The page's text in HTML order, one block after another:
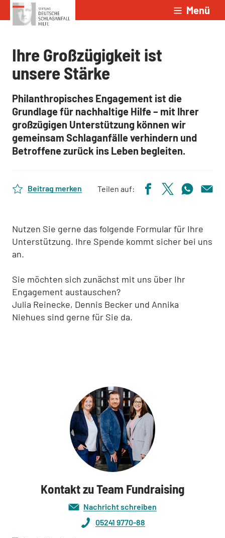
Zum Inhalt springen Menü
Ihre Großzügigkeit ist
unsere Stärke
Philanthropisches Engagement ist die
Grundlage für nachhaltige Hilfe – mit Ihrer
großzügigen Unterstützung können wir
gemeinsam Schlaganfälle verhindern und
Betroffene zurück ins Leben begleiten.
Beitrag merken Teilen auf:
Nutzen Sie gerne das folgende Formular für Ihre
Unterstützung. Ihre Spende kommt sicher bei uns
an.
Sie möchten sich zunächst mit uns über Ihr
Engagement austauschen?
Julia Reinecke, Dennis Becker und Annika
Niehues sind gerne für Sie da.
Kontakt zu Team Fundraising
Nachricht schreiben
05241 9770-88